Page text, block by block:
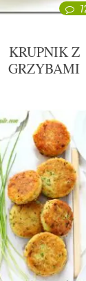
KRUPNIK Z
GRZYBAMI